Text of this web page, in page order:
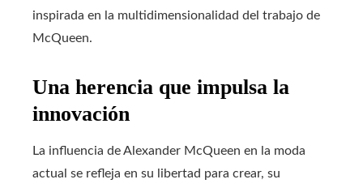
inspirada en la multidimensionalidad del trabajo de
McQueen.
Una herencia que impulsa la
innovación
La influencia de Alexander McQueen en la moda
actual se refleja en su libertad para crear, su